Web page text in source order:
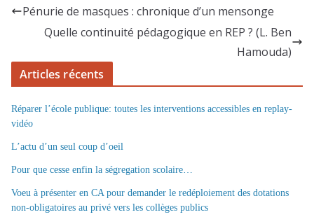
Pénurie de masques : chronique d’un mensonge
Quelle continuité pédagogique en REP ? (L. Ben
Hamouda)
Articles récents
Réparer l’école publique: toutes les interventions accessibles en replay-
vidéo
L’actu d’un seul coup d’oeil
Pour que cesse enfin la ségregation scolaire…
Voeu à présenter en CA pour demander le redéploiement des dotations
non-obligatoires au privé vers les collèges publics